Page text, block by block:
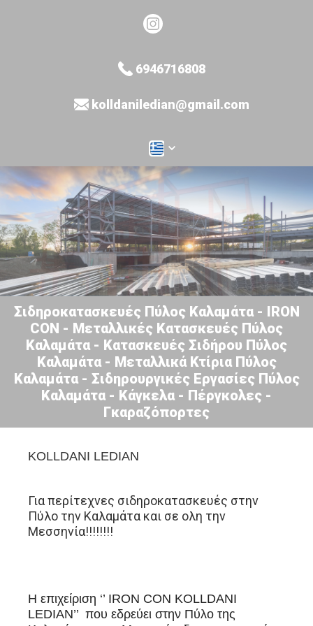
6946716808
kolldaniledian@gmail.com
Σιδηροκατασκευές Πύλος Καλαμάτα - IRON
CON - Μεταλλικές Κατασκευές Πύλος
Καλαμάτα - Κατασκευές Σιδήρου Πύλος
Καλαμάτα - Μεταλλικά Κτίρια Πύλος
Καλαμάτα - Σιδηρουργικές Εργασίες Πύλος
Καλαμάτα - Κάγκελα - Πέργκολες -
Γκαραζόπορτες
KOLLDANI LEDIAN
Για περίτεχνες σιδηροκατασκευές στην
Πύλο την Καλαμάτα και σε ολη την
Μεσσηνία!!!!!!!!
Η επιχείριση ‘’ IRON CON KOLLDANI
LEDIAN’’ που εδρεύει στην Πύλο της